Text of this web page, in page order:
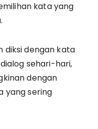
kata yang
diksi dengan kata
sehari-hari,
dengan
yang sering